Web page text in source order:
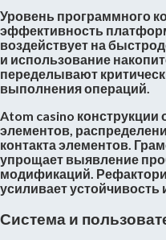
Уровень программного
эффективность
воздействует на
и использование
переделывают
выполнения операций.
Atom casino конструкции
элементов,
контакта элементов.
упрощает выявление
модификаций.
усиливает
Система и